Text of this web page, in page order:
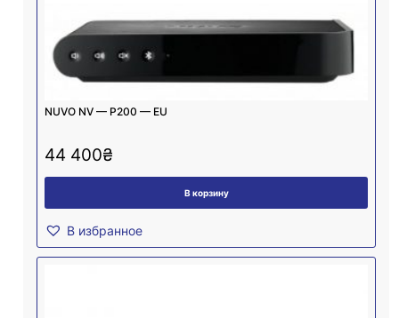
NUVO NV — P200 — EU
44 400₴
В корзину
В избранное